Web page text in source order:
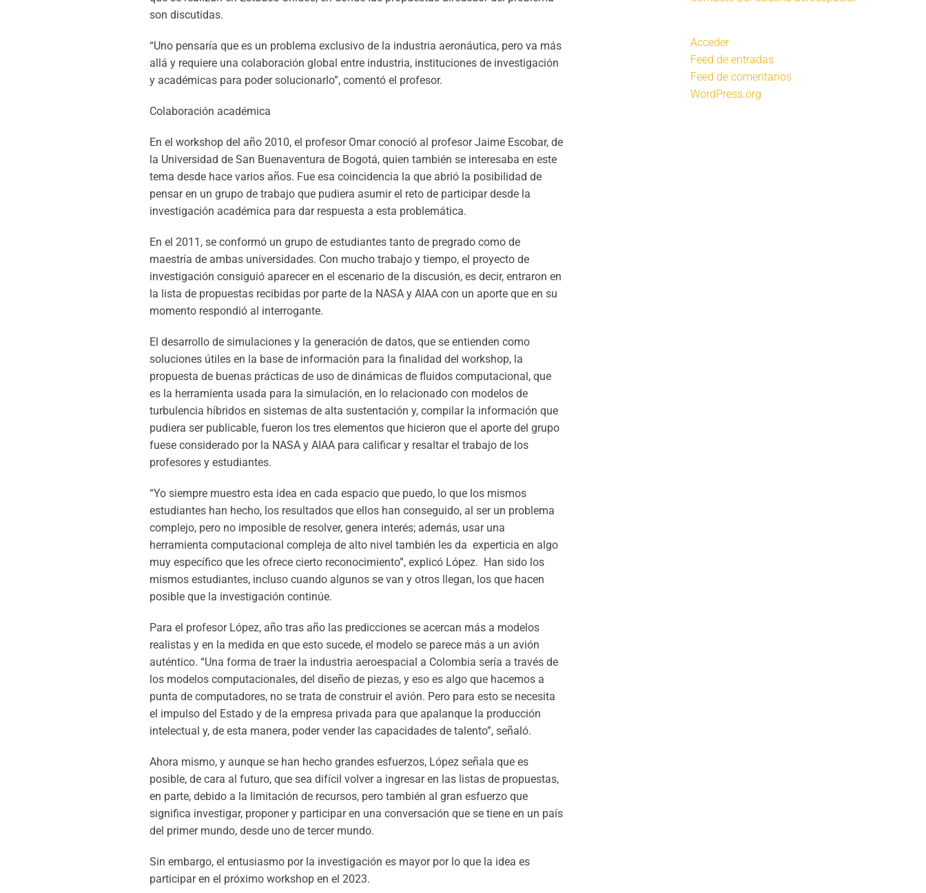
son discutidas.
“Uno pensaría que es un problema exclusivo de la industria aeronáutica, pero va más
allá y requiere una colaboración global entre industria, instituciones de investigación
y académicas para poder solucionarlo”, comentó el profesor.
Colaboración académica
En el workshop del año 2010, el profesor Omar conoció al profesor Jaime Escobar, de
la Universidad de San Buenaventura de Bogotá, quien también se interesaba en este
tema desde hace varios años. Fue esa coincidencia la que abrió la posibilidad de
pensar en un grupo de trabajo que pudiera asumir el reto de participar desde la
investigación académica para dar respuesta a esta problemática.
En el 2011, se conformó un grupo de estudiantes tanto de pregrado como de
maestría de ambas universidades. Con mucho trabajo y tiempo, el proyecto de
investigación consiguió aparecer en el escenario de la discusión, es decir, entraron en
la lista de propuestas recibidas por parte de la NASA y AIAA con un aporte que en su
momento respondió al interrogante.
El desarrollo de simulaciones y la generación de datos, que se entienden como
soluciones útiles en la base de información para la finalidad del workshop, la
propuesta de buenas prácticas de uso de dinámicas de fluidos computacional, que
es la herramienta usada para la simulación, en lo relacionado con modelos de
turbulencia híbridos en sistemas de alta sustentación y, compilar la información que
pudiera ser publicable, fueron los tres elementos que hicieron que el aporte del grupo
fuese considerado por la NASA y AIAA para calificar y resaltar el trabajo de los
profesores y estudiantes.
“Yo siempre muestro esta idea en cada espacio que puedo, lo que los mismos
estudiantes han hecho, los resultados que ellos han conseguido, al ser un problema
complejo, pero no imposible de resolver, genera interés; además, usar una
herramienta computacional compleja de alto nivel también les da experticia en algo
muy específico que les ofrece cierto reconocimiento”, explicó López. Han sido los
mismos estudiantes, incluso cuando algunos se van y otros llegan, los que hacen
posible que la investigación continúe.
Para el profesor López, año tras año las predicciones se acercan más a modelos
realistas y en la medida en que esto sucede, el modelo se parece más a un avión
auténtico. “Una forma de traer la industria aeroespacial a Colombia sería a través de
los modelos computacionales, del diseño de piezas, y eso es algo que hacemos a
punta de computadores, no se trata de construir el avión. Pero para esto se necesita
el impulso del Estado y de la empresa privada para que apalanque la producción
intelectual y, de esta manera, poder vender las capacidades de talento”, señaló.
Ahora mismo, y aunque se han hecho grandes esfuerzos, López señala que es
posible, de cara al futuro, que sea difícil volver a ingresar en las listas de propuestas,
en parte, debido a la limitación de recursos, pero también al gran esfuerzo que
significa investigar, proponer y participar en una conversación que se tiene en un país
del primer mundo, desde uno de tercer mundo.
Sin embargo, el entusiasmo por la investigación es mayor por lo que la idea es
participar en el próximo workshop en el 2023.
Acceder
Feed de entradas
Feed de comentarios
WordPress.org